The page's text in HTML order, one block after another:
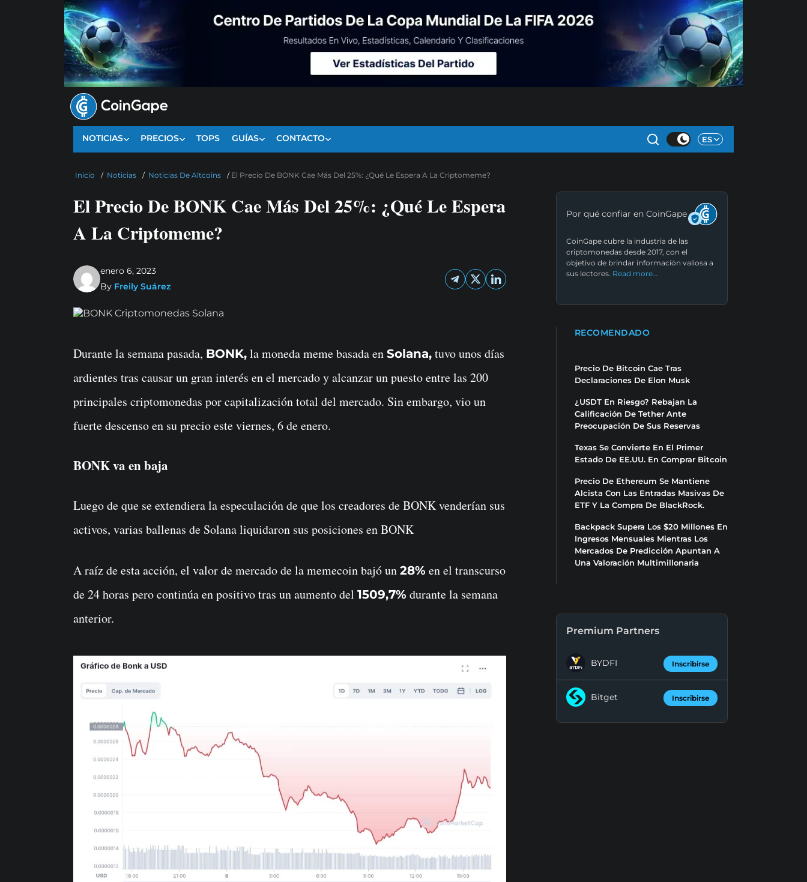
NOTICIAS PRECIOS TOPS GUÍAS CONTACTO ES
Inicio / Noticias / Noticias De Altcoins / El Precio De BONK Cae Más Del 25%: ¿Qué Le Espera A La Criptomeme?
El Precio De BONK Cae Más Del 25%: ¿Qué Le Espera
A La Criptomeme?
enero 6, 2023
By Freily Suárez
Durante la semana pasada, BONK, la moneda meme basada en Solana, tuvo unos días
ardientes tras causar un gran interés en el mercado y alcanzar un puesto entre las 200
principales criptomonedas por capitalización total del mercado. Sin embargo, vio un
fuerte descenso en su precio este viernes, 6 de enero.
BONK va en baja
Luego de que se extendiera la especulación de que los creadores de BONK venderían sus
activos, varias ballenas de Solana liquidaron sus posiciones en BONK
A raíz de esta acción, el valor de mercado de la memecoin bajó un 28% en el transcurso
de 24 horas pero continúa en positivo tras un aumento del 1509,7% durante la semana
anterior.
Por qué confiar en CoinGape
CoinGape cubre la industria de las
criptomonedas desde 2017, con el
objetivo de brindar información valiosa a
sus lectores. Read more…
RECOMENDADO
Precio De Bitcoin Cae Tras
Declaraciones De Elon Musk
¿USDT En Riesgo? Rebajan La
Calificación De Tether Ante
Preocupación De Sus Reservas
Texas Se Convierte En El Primer
Estado De EE.UU. En Comprar Bitcoin
Precio De Ethereum Se Mantiene
Alcista Con Las Entradas Masivas De
ETF Y La Compra De BlackRock.
Backpack Supera Los $20 Millones En
Ingresos Mensuales Mientras Los
Mercados De Predicción Apuntan A
Una Valoración Multimillonaria
Premium Partners
BYDFI Inscribirse
Bitget Inscribirse